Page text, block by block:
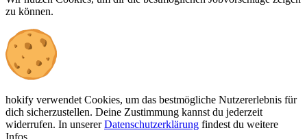
zu können.
hokify verwendet Cookies, um das bestmögliche Nutzererlebnis für
dich sicherzustellen. Deine Zustimmung kannst du jederzeit
widerrufen. In unsererDatenschutzerklärung findest du weitere
Infos.